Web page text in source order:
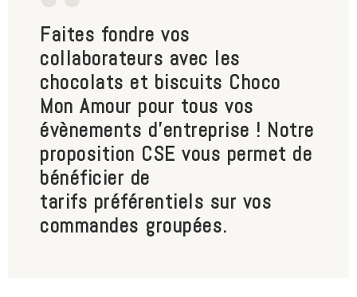
Faites fondre vos
collaborateurs avec les
chocolats et biscuits Choco
Mon Amour pour tous vos
évènements d'entreprise ! Notre
proposition CSE vous permet de
bénéficier de
tarifs préférentiels sur vos
commandes groupées.